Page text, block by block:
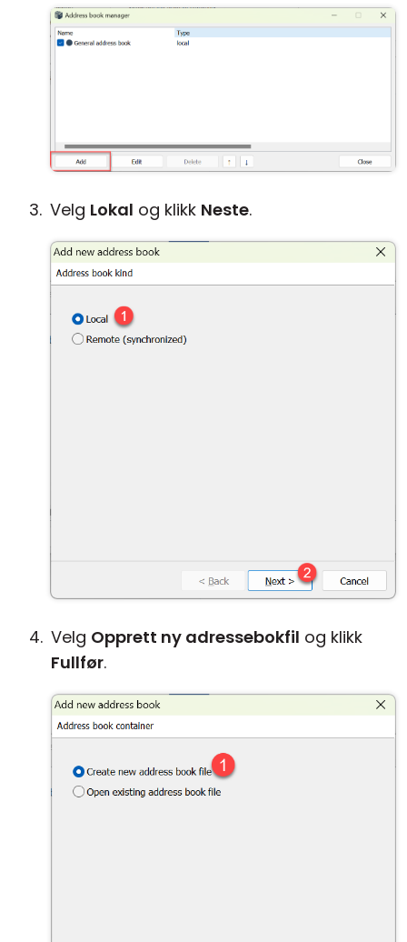
Velg Lokal og klikk Neste.
Velg Opprett ny adressebokfil og klikk
Fullfør.